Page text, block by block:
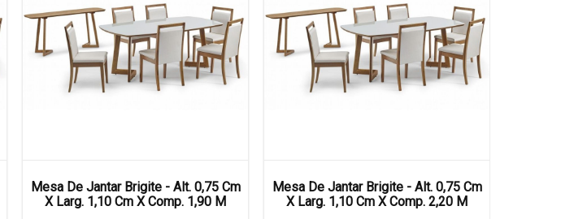
Mesa De Jantar Brigite - Alt. 0,75 Cm
X Larg. 1,10 Cm X Comp. 1,90 M
Mesa De Jantar Brigite - Alt. 0,75 Cm
X Larg. 1,10 Cm X Comp. 2,20 M